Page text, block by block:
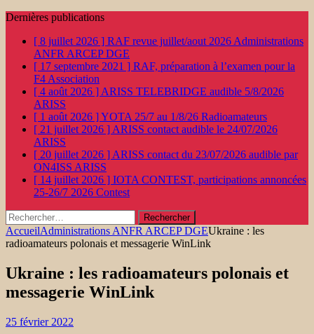
Dernières publications
[ 8 juillet 2026 ] RAF revue juillet/aout 2026 Administrations
ANFR ARCEP DGE
[ 17 septembre 2021 ] RAF, préparation à l’examen pour la
F4 Association
[ 4 août 2026 ] ARISS TELEBRIDGE audible 5/8/2026
ARISS
[ 1 août 2026 ]YOTA 25/7 au 1/8/26 Radioamateurs
[ 21 juillet 2026 ] ARISS contact audible le 24/07/2026
ARISS
[ 20 juillet 2026 ] ARISS contact du 23/07/2026 audible par
ON4ISS ARISS
[ 14 juillet 2026 ] IOTA CONTEST, participations annoncées
25-26/7 2026 Contest
Rechercher :
AccueilAdministrations ANFR ARCEP DGEUkraine : les
radioamateurs polonais et messagerie WinLink
Ukraine : les radioamateurs polonais et
messagerie WinLink
25 février 2022